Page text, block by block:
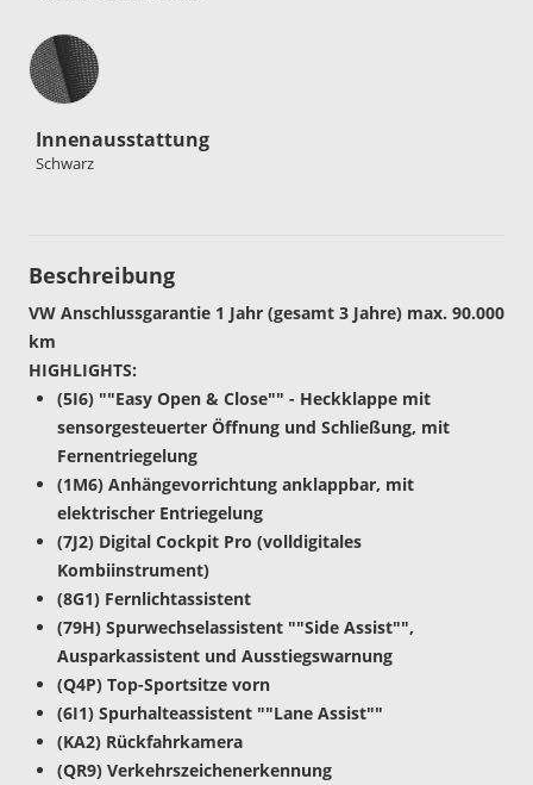
Innenausstattung
Innenausstattung
Schwarz
Beschreibung
VW Anschlussgarantie 1 Jahr (gesamt 3 Jahre) max. 90.000
km
HIGHLIGHTS:
(5I6) ""Easy Open & Close"" - Heckklappe mit
sensorgesteuerter Öffnung und Schließung, mit
Fernentriegelung
(1M6) Anhängevorrichtung anklappbar, mit
elektrischer Entriegelung
(7J2) Digital Cockpit Pro (volldigitales
Kombiinstrument)
(8G1) Fernlichtassistent
(79H) Spurwechselassistent ""Side Assist"",
Ausparkassistent und Ausstiegswarnung
(Q4P) Top-Sportsitze vorn
(6I1) Spurhalteassistent ""Lane Assist""
(KA2) Rückfahrkamera
(QR9) Verkehrszeichenerkennung